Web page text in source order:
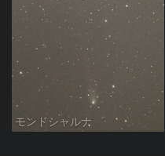
モンドシャルナ